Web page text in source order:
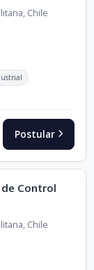
Chile
Postular
Control
Chile